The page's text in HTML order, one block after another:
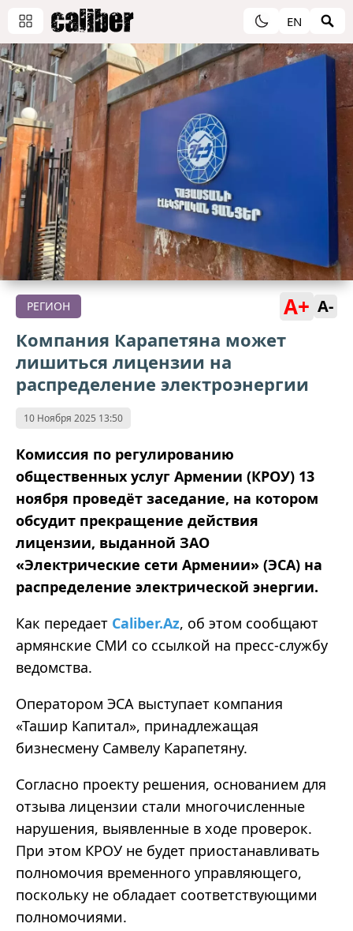
EN
РЕГИОН A+ A-
Компания Карапетяна может
лишиться лицензии на
распределение электроэнергии
10 Ноября 2025 13:50
Комиссия по регулированию
общественных услуг Армении (КРОУ) 13
ноября проведёт заседание, на котором
обсудит прекращение действия
лицензии, выданной ЗАО
«Электрические сети Армении» (ЭСА) на
распределение электрической энергии.
Как передает Caliber.Az, об этом сообщают
армянские СМИ со ссылкой на пресс-службу
ведомства.
Оператором ЭСА выступает компания
«Ташир Капитал», принадлежащая
бизнесмену Самвелу Карапетяну.
Согласно проекту решения, основанием для
отзыва лицензии стали многочисленные
нарушения, выявленные в ходе проверок.
При этом КРОУ не будет приостанавливать
полномочия временного управляющего,
поскольку не обладает соответствующими
полномочиями.